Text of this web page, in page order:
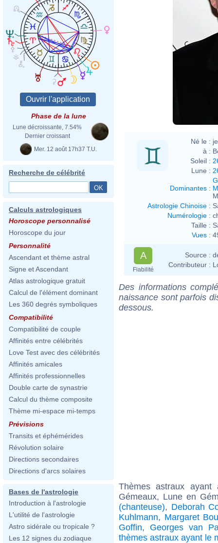
Phase de la lune
Lune décroissante, 7.54%
Dernier croissant
Mer. 12 août 17h37 T.U.
Recherche de célébrité
Calculs astrologiques
Horoscope personnalisé
Horoscope du jour
Personnalité
Ascendant et thème astral
Signe et Ascendant
Atlas astrologique gratuit
Calcul de l'élément dominant
Les 360 degrés symboliques
Compatibilité
Compatibilité de couple
Affinités entre célébrités
Love Test avec des célébrités
Affinités amicales
Affinités professionnelles
Double carte de synastrie
Calcul du thème composite
Thème mi-espace mi-temps
Prévisions
Transits et éphémérides
Révolution solaire
Directions secondaires
Directions d'arcs solaires
Bases de l'astrologie
Introduction à l'astrologie
L'utilité de l'astrologie
Astro sidérale ou tropicale ?
Les 12 signes du zodiaque
Né le :
à :
Soleil :
Lune :
Dominantes :
Astrologie Chinoise :
Numérologie :
Taille :
Vues :
A
Fiabilité
Source :
Contributeur :
Des informations
naissance sont parfois
dessous.
Thèmes astraux
Gémeaux, Lune en
(chanteuse), Deborah
Kuhlmann, Margaret
Goffin, Georges van
thèmes astraux ayant le